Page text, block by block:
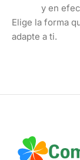
y en
Elige la forma
adapte a ti.